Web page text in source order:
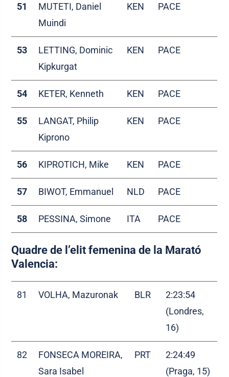
51
MUTETI, Daniel
Muindi
KEN PACE
53
LETTING, Dominic
Kipkurgat
KEN PACE
54 KETER, Kenneth KEN PACE
55
LANGAT, Philip
Kiprono
KEN PACE
56 KIPROTICH, Mike KEN PACE
57 BIWOT, Emmanuel NLD PACE
58 PESSINA, Simone ITA PACE
Quadre de l’elit femenina de la Marató
Valencia:
81 VOLHA, Mazuronak BLR
2:23:54
(Londres,
16)
82
FONSECA MOREIRA,
Sara Isabel
PRT
2:24:49
(Praga, 15)